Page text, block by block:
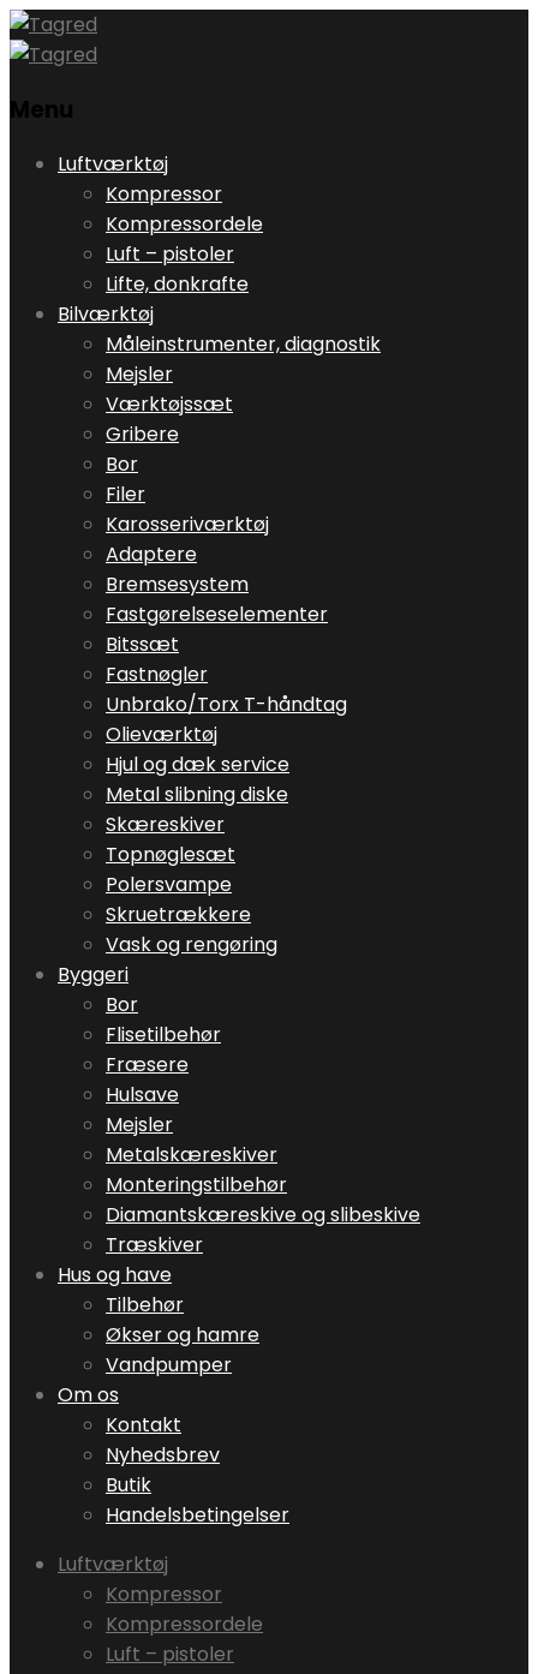
Menu
Skip
content
Luftværktøj
Kompressor
Kompressordele
Luft – pistoler
Lifte, donkrafte
Bilværktøj
Måleinstrumenter, diagnostik
Mejsler
Værktøjssæt
Gribere
Bor
Filer
Karosseriværktøj
Adaptere
Bremsesystem
Fastgørelseselementer
Bitssæt
Fastnøgler
Unbrako/Torx T-håndtag
Olieværktøj
Hjul og dæk service
Metal slibning diske
Skæreskiver
Topnøglesæt
Polersvampe
Skruetrækkere
Vask og rengøring
Byggeri
Bor
Flisetilbehør
Fræsere
Hulsave
Mejsler
Metalskæreskiver
Monteringstilbehør
Diamantskæreskive og slibeskive
Træskiver
Hus og have
Tilbehør
Økser og hamre
Vandpumper
Om os
Kontakt
Nyhedsbrev
Butik
Handelsbetingelser
Luftværktøj
Kompressor
Kompressordele
Luft – pistoler